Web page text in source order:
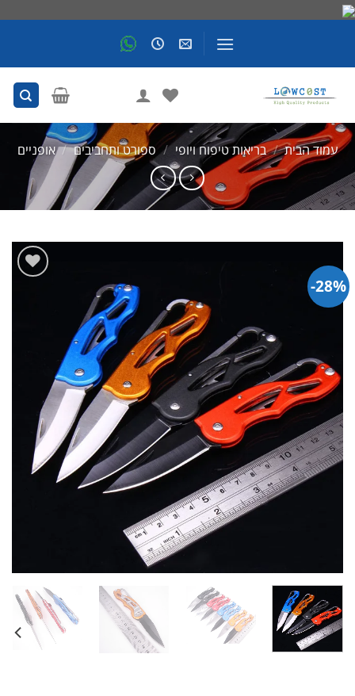
עמוד הבית / בריאות טיפוח ויופי / ספורט ותחביבים / אופניים
28%-